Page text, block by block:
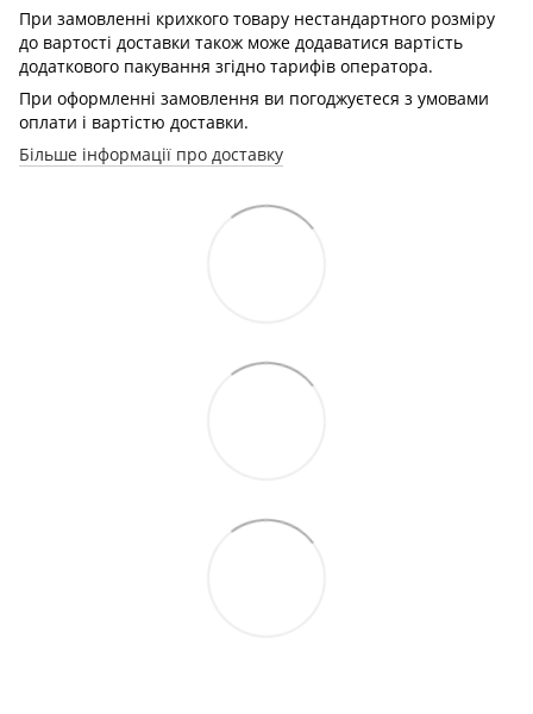
При замовленні крихкого товару нестандартного розміру
до вартості доставки також може додаватися вартість
додаткового пакування згідно тарифів оператора.
При оформленні замовлення ви погоджуєтеся з умовами
оплати і вартістю доставки.
Більше інформації про доставку